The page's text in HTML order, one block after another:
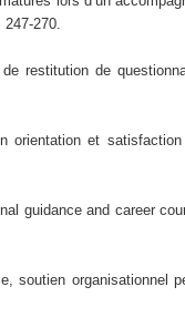
270.
restitution de
et
guidance and career
soutien organisationnel